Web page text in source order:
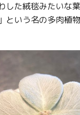
した絨毯みたいな
という名の多肉植